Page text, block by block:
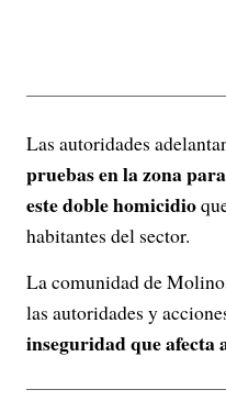
Las autoridades
pruebas en la zona
este doble homicidio
habitantes del sector.
La comunidad de
las autoridades y
inseguridad que afecta